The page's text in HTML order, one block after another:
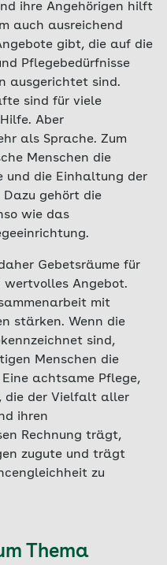
ihre Angehörigen hilft
auch ausreichend
gibt, die auf die
Pflegebedürfnisse
ausgerichtet sind.
sind für viele
Aber
als Sprache. Zum
Menschen die
und die Einhaltung der
gehört die
wie das
Gebetsräume für
Angebot.
mit
stärken. Wenn die
sind,
Menschen die
achtsame Pflege,
die der Vielfalt aller
ihren
Rechnung trägt,
zugute und trägt
zu
Thema